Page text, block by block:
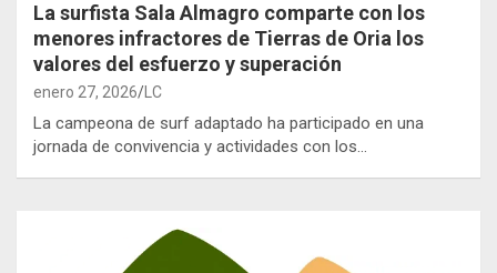
La surfista Sala Almagro comparte con los
menores infractores de Tierras de Oria los
valores del esfuerzo y superación
enero 27, 2026 LC
La campeona de surf adaptado ha participado en una
jornada de convivencia y actividades con los…